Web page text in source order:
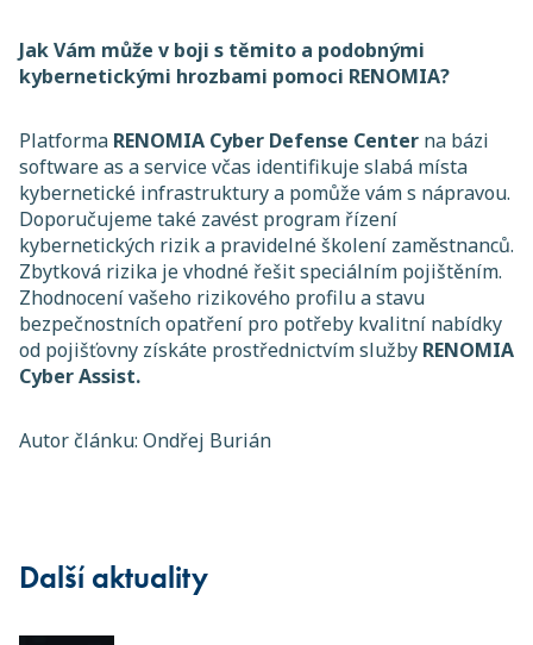
Jak Vám může v boji s těmito a podobnými
kybernetickými hrozbami pomoci RENOMIA?
Platforma RENOMIA Cyber Defense Center na bázi
software as a service včas identifikuje slabá místa
kybernetické infrastruktury a pomůže vám s nápravou.
Doporučujeme také zavést program řízení
kybernetických rizik a pravidelné školení zaměstnanců.
Zbytková rizika je vhodné řešit speciálním pojištěním.
Zhodnocení vašeho rizikového profilu a stavu
bezpečnostních opatření pro potřeby kvalitní nabídky
od pojišťovny získáte prostřednictvím služby RENOMIA
Cyber Assist.
Autor článku: Ondřej Burián
Další aktuality